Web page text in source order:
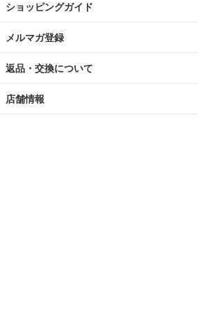
ショッピングガイド
メルマガ登録
返品・交換について
店舗情報